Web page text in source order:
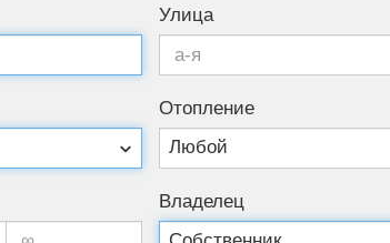
Улица
Ото­пле­ние
Владелец